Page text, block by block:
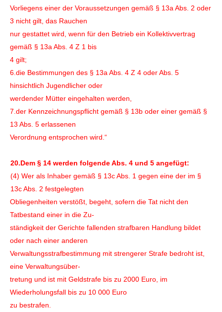
Vorliegens einer der Voraussetzungen gemäß § 13a Abs. 2 oder
3 nicht gilt, das Rauchen
nur gestattet wird, wenn für den Betrieb ein Kollektivvertrag
gemäß § 13a Abs. 4 Z 1 bis
4 gilt;
6.die Bestimmungen des § 13a Abs. 4 Z 4 oder Abs. 5
hinsichtlich Jugendlicher oder
werdender Mütter eingehalten werden,
7.der Kennzeichnungspflicht gemäß § 13b oder einer gemäß §
13 Abs. 5 erlassenen
Verordnung entsprochen wird.“
20.Dem § 14 werden folgende Abs. 4 und 5 angefügt:
(4) Wer als Inhaber gemäß § 13c Abs. 1 gegen eine der im §
13c Abs. 2 festgelegten
Obliegenheiten verstößt, begeht, sofern die Tat nicht den
Tatbestand einer in die Zu-
ständigkeit der Gerichte fallenden strafbaren Handlung bildet
oder nach einer anderen
Verwaltungsstrafbestimmung mit strengerer Strafe bedroht ist,
eine Verwaltungsüber-
tretung und ist mit Geldstrafe bis zu 2000 Euro, im
Wiederholungsfall bis zu 10 000 Euro
zu bestrafen.